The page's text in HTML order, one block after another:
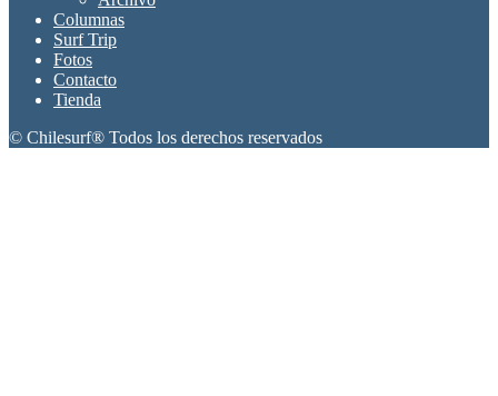
Columnas
Surf Trip
Fotos
Contacto
Tienda
© Chilesurf® Todos los derechos reservados